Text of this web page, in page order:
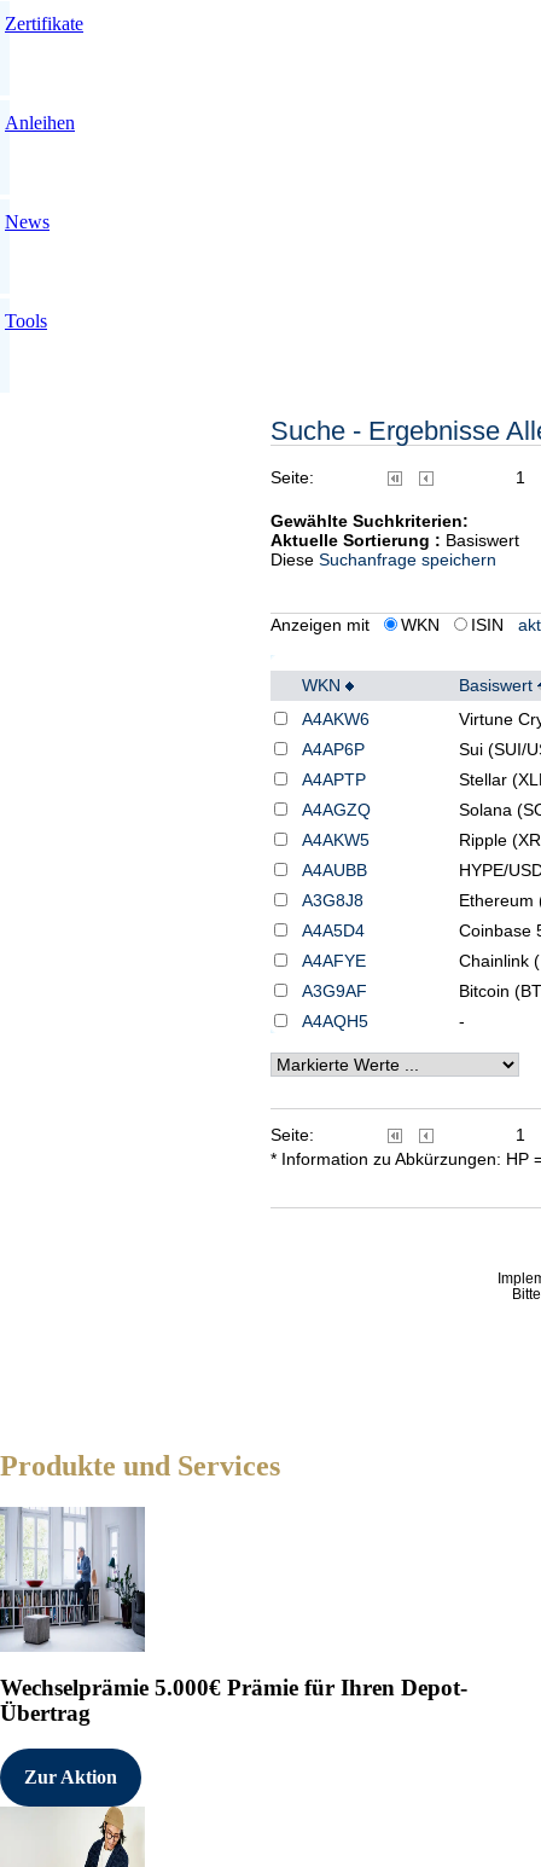
Zertifikate
Anleihen
News
Tools
Suche - Ergebnisse
Seite: 1
Gewählte Suchkriterien:
Aktuelle Sortierung : Basiswert
Diese Suchanfrage speichern
Anzeigen mit WKN ISIN
WKN
Basiswert
A4AKW6
Virtune
A4AP6P
Sui (SUI/
A4APTP
Stellar
A4AGZQ
Solana
A4AKW5
Ripple
A4AUBB
HYPE/
A3G8J8
Ethereum
A4A5D4
Coinbase
A4AFYE
Chainlink
A3G9AF
Bitcoin
A4AQH5
-
Seite:
1
* Information zu Abkürzungen: HP
Produkte und Services
Wechselprämie 5.000€ Prämie für Ihren Depot-
Übertrag
Zur Aktion